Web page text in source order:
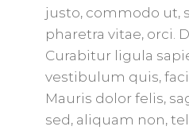
justo, commodo ut,
pharetra vitae, orci.
Curabitur ligula
vestibulum quis,
Mauris dolor felis,
sed, aliquam non,